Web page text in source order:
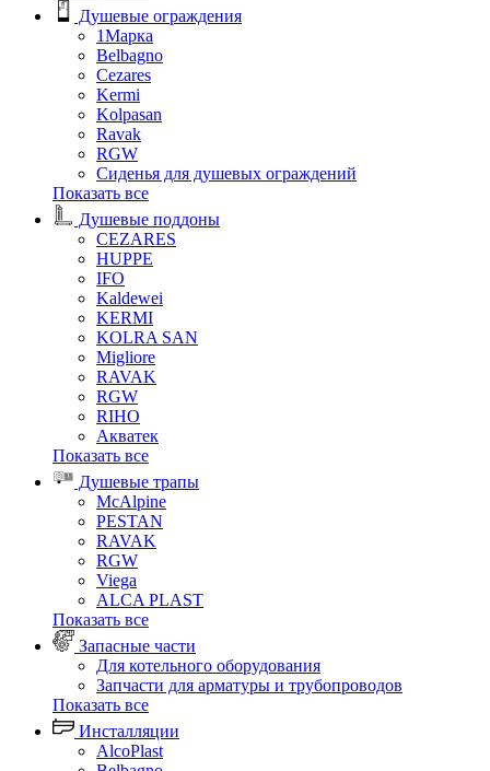
Душевые ограждения
1Марка
Belbagno
Cezares
Kermi
Kolpasan
Ravak
RGW
Сиденья для душевых ограждений
Показать все
Душевые поддоны
CEZARES
HUPPE
IFO
Kaldewei
KERMI
KOLRA SAN
Migliore
RAVAK
RGW
RIHO
Акватек
Показать все
Душевые трапы
McAlpine
PESTAN
RAVAK
RGW
Viega
АLCA PLAST
Показать все
Запасные части
Для котельного оборудования
Запчасти для арматуры и трубопроводов
Показать все
Инсталляции
AlcoPlast